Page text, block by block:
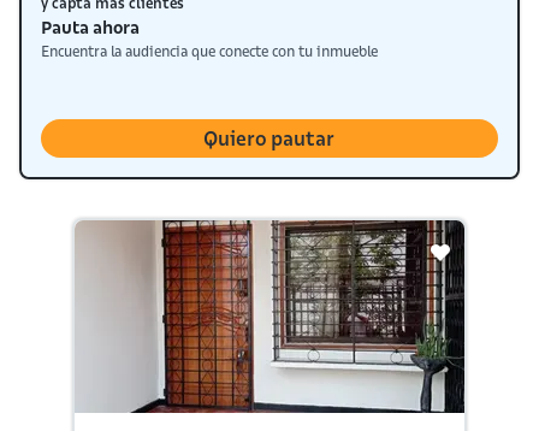
Pauta ahora
Encuentra la audiencia que conecte con tu inmueble
Quiero pautar